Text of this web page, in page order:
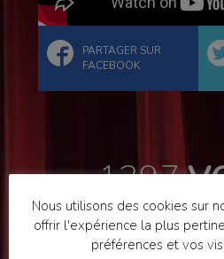
PARTAGER SUR
FACEBOOK
1397
Nous utilisons des cookies sur
offrir l'expérience la plus
préférences et vos